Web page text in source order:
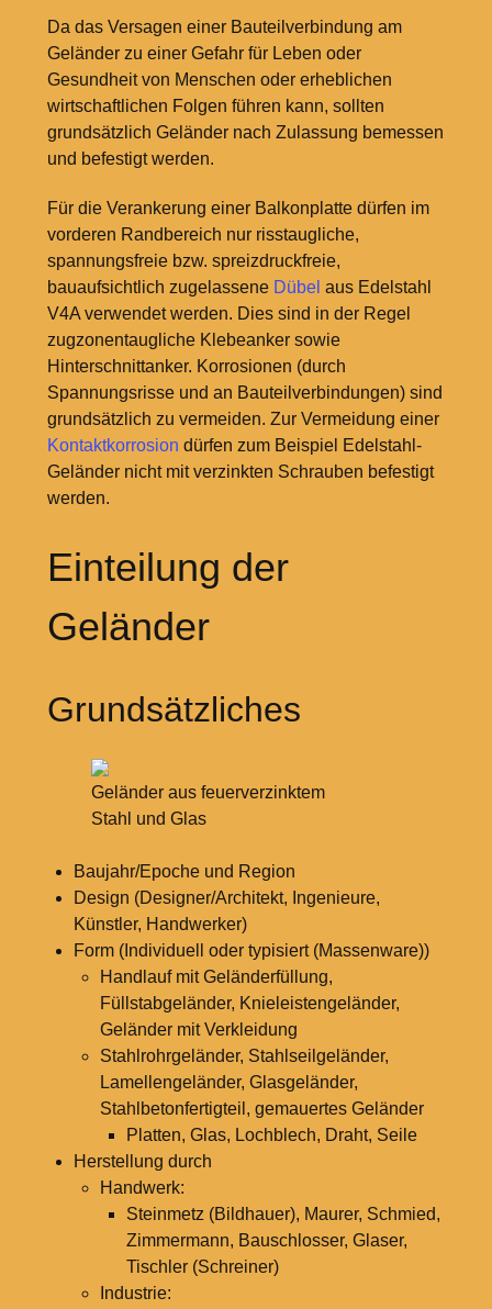
Da das Versagen einer Bauteilverbindung am
Geländer zu einer Gefahr für Leben oder
Gesundheit von Menschen oder erheblichen
wirtschaftlichen Folgen führen kann, sollten
grundsätzlich Geländer nach Zulassung bemessen
und befestigt werden.
Für die Verankerung einer Balkonplatte dürfen im
vorderen Randbereich nur risstaugliche,
spannungsfreie bzw. spreizdruckfreie,
bauaufsichtlich zugelassene Dübel aus Edelstahl
V4A verwendet werden. Dies sind in der Regel
zugzonentaugliche Klebeanker sowie
Hinterschnittanker. Korrosionen (durch
Spannungsrisse und an Bauteilverbindungen) sind
grundsätzlich zu vermeiden. Zur Vermeidung einer
Kontaktkorrosion dürfen zum Beispiel Edelstahl-
Geländer nicht mit verzinkten Schrauben befestigt
werden.
Einteilung der
Geländer
Grundsätzliches
Geländer aus feuerverzinktem
Stahl und Glas
Baujahr/Epoche und Region
Design (Designer/Architekt, Ingenieure,
Künstler, Handwerker)
Form (Individuell oder typisiert (Massenware))
Handlauf mit Geländerfüllung,
Füllstabgeländer, Knieleistengeländer,
Geländer mit Verkleidung
Stahlrohrgeländer, Stahlseilgeländer,
Lamellengeländer, Glasgeländer,
Stahlbetonfertigteil, gemauertes Geländer
Platten, Glas, Lochblech, Draht, Seile
Herstellung durch
Handwerk:
Steinmetz (Bildhauer), Maurer, Schmied,
Zimmermann, Bauschlosser, Glaser,
Tischler (Schreiner)
Industrie: